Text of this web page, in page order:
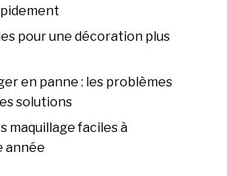
pour une décoration plus
en panne : les problèmes
solutions
maquillage faciles à
année